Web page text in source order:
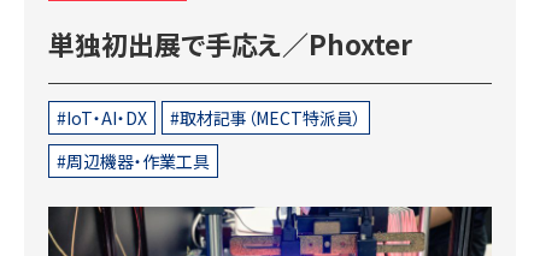
単独初出展で手応え／Phoxter
IoT・AI・DX
取材記事（MECT特派員）
周辺機器・作業工具